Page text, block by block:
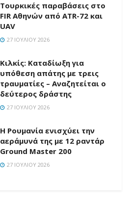
Τουρκικές παραβάσεις στο
FIR Αθηνών από ATR-72 και
UAV
27 ΙΟΥΛΊΟΥ 2026
Κιλκίς: Καταδίωξη για
υπόθεση απάτης με τρεις
τραυματίες – Αναζητείται ο
δεύτερος δράστης
27 ΙΟΥΛΊΟΥ 2026
Η Ρουμανία ενισχύει την
αεράμυνά της με 12 ραντάρ
Ground Master 200
27 ΙΟΥΛΊΟΥ 2026